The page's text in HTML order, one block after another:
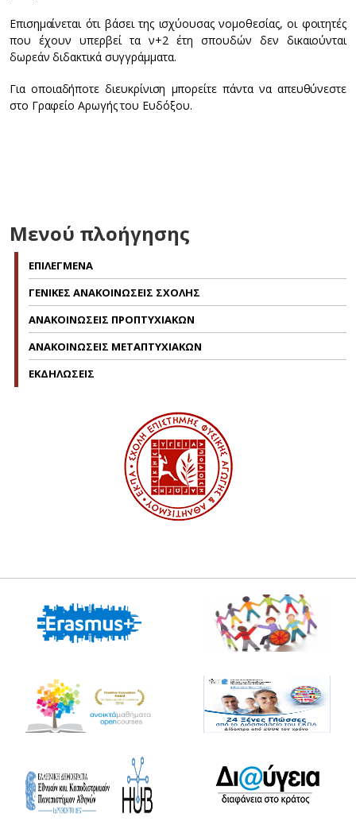
Επισημαίνεται ότι βάσει της ισχύουσας νομοθεσίας, οι φοιτητές
που έχουν υπερβεί τα ν+2 έτη σπουδών δεν δικαιούνται
δωρεάν διδακτικά συγγράμματα.
Για οποιαδήποτε διευκρίνιση μπορείτε πάντα να απευθύνεστε
στο Γραφείο Αρωγής του Ευδόξου.
Μενού πλοήγησης
ΕΠΙΛΕΓΜΕΝΑ
ΓΕΝΙΚΕΣ ΑΝΑΚΟΙΝΩΣΕΙΣ ΣΧΟΛΗΣ
ΑΝΑΚΟΙΝΩΣΕΙΣ ΠΡΟΠΤΥΧΙΑΚΩΝ
ΑΝΑΚΟΙΝΩΣΕΙΣ ΜΕΤΑΠΤΥΧΙΑΚΩΝ
ΕΚΔΗΛΩΣΕΙΣ